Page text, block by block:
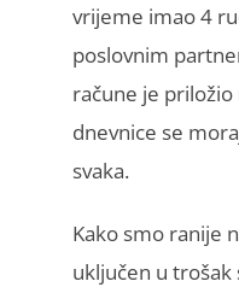
vrijeme imao 4
poslovnim
račune je
dnevnice se
svaka.
Kako smo ranije
uključen u trošak